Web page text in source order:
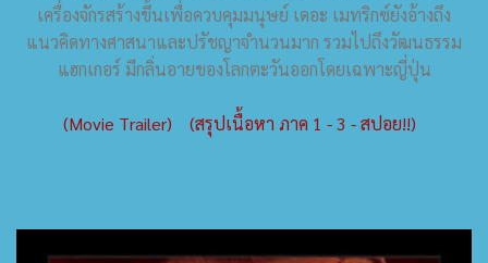
เครื่องจักรสร้างขึ้นเพื่อควบคุมมนุษย์ เดอะ เมทริกซ์ยังอ้างถึง
แนวคิดทางศาสนาและปรัชญาจำนวนมาก รวมไปถึงวัฒนธรรม
แฮกเกอร์ มีกลิ่นอายของโลกตะวันออกโดยเฉพาะญี่ปุ่น
(Movie Trailer) (สรุปเนื้อหา ภาค 1 - 3 - สปอย!!)